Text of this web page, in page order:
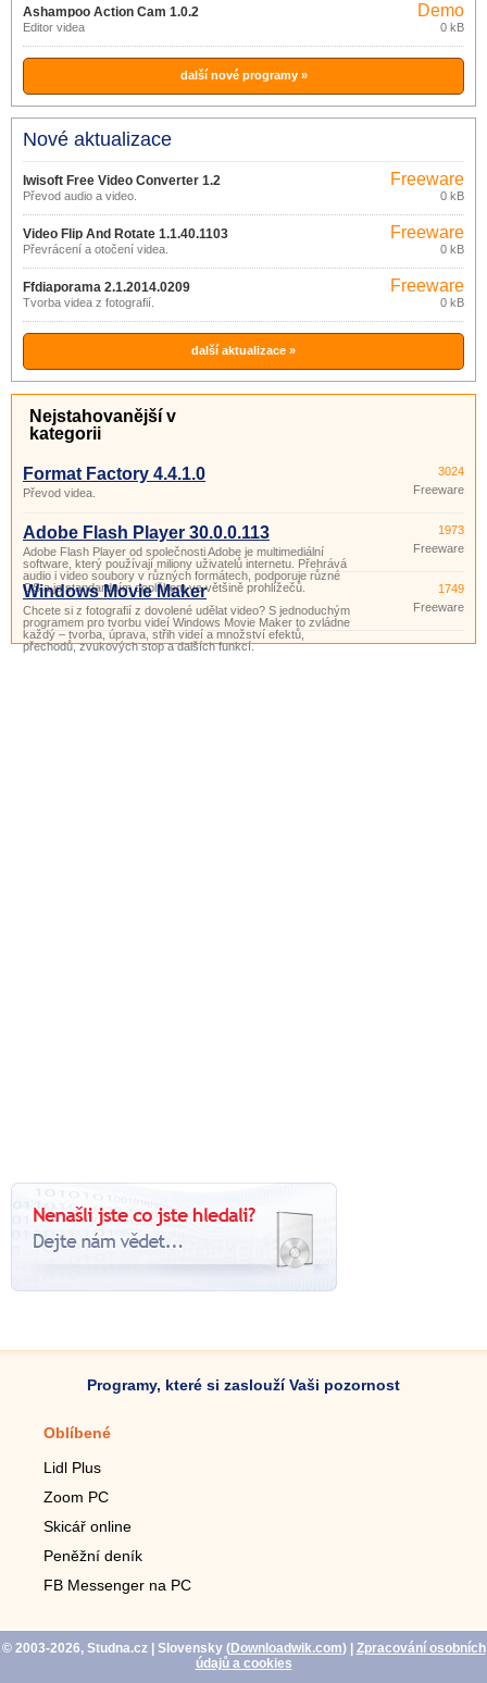
Ashampoo Action Cam 1.0.2
Editor videa
Demo
0 kB
další nové programy »
Nové aktualizace
Iwisoft Free Video Converter 1.2
Převod audio a video.
Freeware
0 kB
Video Flip And Rotate 1.1.40.1103
Převrácení a otočení videa.
Freeware
0 kB
Ffdiaporama 2.1.2014.0209
Tvorba videa z fotografií.
Freeware
0 kB
další aktualizace »
Nejstahovanější v
kategorii
Format Factory 4.4.1.0
Převod videa.
3024
Freeware
Adobe Flash Player 30.0.0.113
Adobe Flash Player od společnosti Adobe je multimediální
software, který používají miliony uživatelů internetu. Přehrává
audio i video soubory v různých formátech, podporuje různé
OS a je standardním doplňkem ve většině prohlížečů.
1973
Freeware
Windows Movie Maker
Chcete si z fotografií z dovolené udělat video? S jednoduchým
programem pro tvorbu videí Windows Movie Maker to zvládne
každý – tvorba, úprava, střih videí a množství efektů,
přechodů, zvukových stop a dalších funkcí.
1749
Freeware
Programy, které si zaslouží Vaši pozornost
Oblíbené
Lidl Plus
Zoom PC
Skicář online
Peněžní deník
FB Messenger na PC
© 2003-2026, Studna.cz| Slovensky (Downloadwik.com)| Zpracování osobních
údajů a cookies